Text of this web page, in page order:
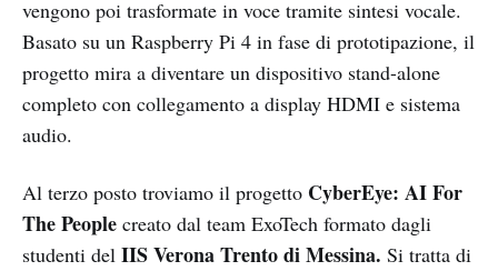
vengono poi trasformate in voce tramite sintesi vocale.
Basato su un Raspberry Pi 4 in fase di prototipazione, il
progetto mira a diventare un dispositivo stand-alone
completo con collegamento a display HDMI e sistema
audio.
Al terzo posto troviamo il progetto CyberEye: AI For
The People creato dal team ExoTech formato dagli
studenti del IIS Verona Trento di Messina. Si tratta di